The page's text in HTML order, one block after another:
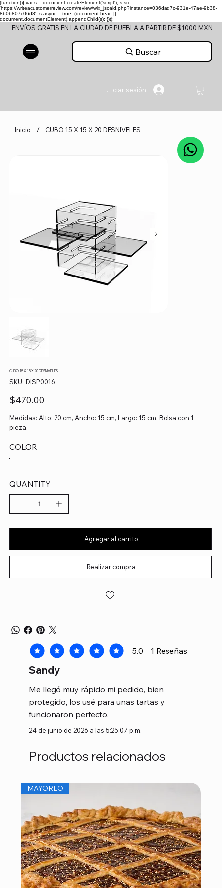
(function(){ var s = document.createElement('script'); s.src =
'https://writeacustomerreview.com/review/wix_jsonld.php?instance=036dad7c-931e-47ae-9b38-
8b0b807c06d8'; s.async = true; (document.head ||
document.documentElement).appendChild(s); })();
ENVÍOS GRATIS EN LA CIUDAD DE PUEBLA A PARTIR DE $1000 MXN
Buscar
Iniciar sesión
Inicio / CUBO 15 X 15 X 20 DESNIVELES
CUBO 15 X 15 X 20 DESNIVELES
SKU: SKU
DISP0016
DISP0016
Precio
$470.00
Medidas: Alto: 20 cm, Ancho: 15 cm, Largo: 15 cm. Bolsa con 1
pieza.
COLOR
QUANTITY
Agregar al carrito
Realizar compra
5.0 1 Reseñas
la calificación promedio es 5 de 5, basada en 1
Sandy
Me llegó muy rápido mi pedido, bien
protegido, los usé para unas tartas y
funcionaron perfecto.
24 de junio de 2026 a las 5:25:07 p.m.
Productos relacionados
MAYOREO